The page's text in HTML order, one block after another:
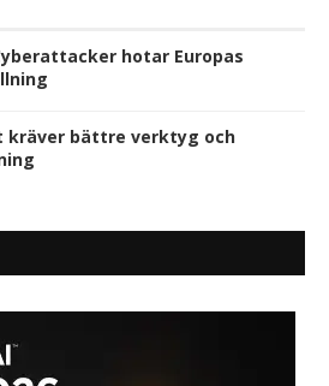
hotar Europas
kräver bättre verktyg och